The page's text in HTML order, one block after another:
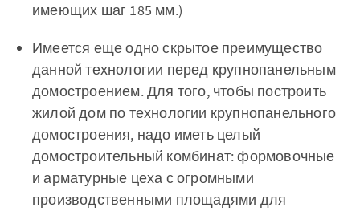
имеющих шаг 185 мм.)
Имеется еще одно скрытое преимущество
данной технологии перед крупнопанельным
домостроением. Для того, чтобы построить
жилой дом по технологии крупнопанельного
домостроения, надо иметь целый
домостроительный комбинат: формовочные
и арматурные цеха с огромными
производственными площадями для